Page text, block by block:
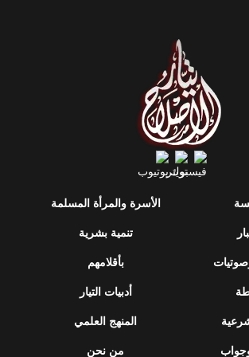
الأسرة والمرأة المسلمة
تنمية بشرية
بأقلامهم
أدبيات التيار
المنهج العلمي
من نحن